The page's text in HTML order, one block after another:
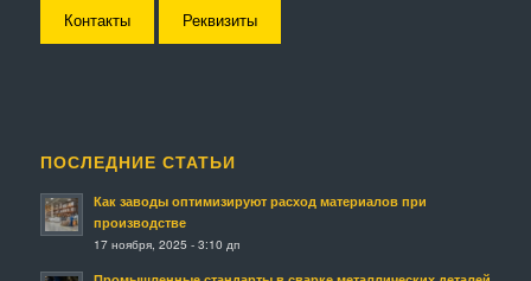
Контакты Реквизиты
ПОСЛЕДНИЕ СТАТЬИ
Как заводы оптимизируют расход материалов при
производстве
17 ноября, 2025 - 3:10 дп